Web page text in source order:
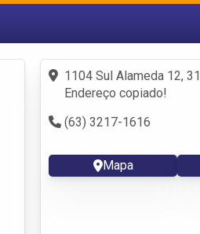
Fazer login
Criar conta
1104 Sul Alameda 12,
Endereço copiado!
(63) 3217-1616
Mapa